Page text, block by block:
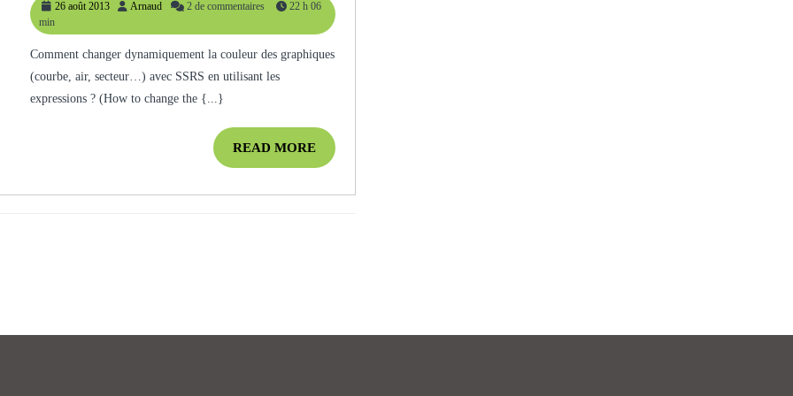
Changer
Dynamiquement
La
Diagrammes
Avec
SSRS
26 août 2013
26
2013
Arnaud Arnaud
2 de commentaires
22 h 06
min
Comment changer dynamiquement la couleur des graphiques
(courbe, air, secteur…) avec SSRS en utilisant les
expressions ? (How to change the {...}
READ MOREREAD
MORE